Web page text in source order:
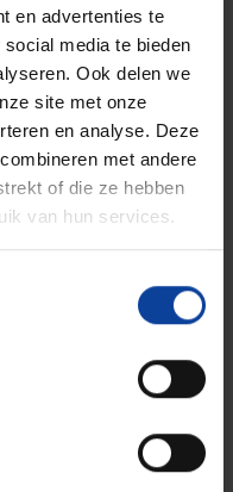
en advertenties te
media te bieden
Ook delen we
site met onze
en analyse. Deze
met andere
of die ze hebben
van hun services.
of energy from
Ga naar Instagram